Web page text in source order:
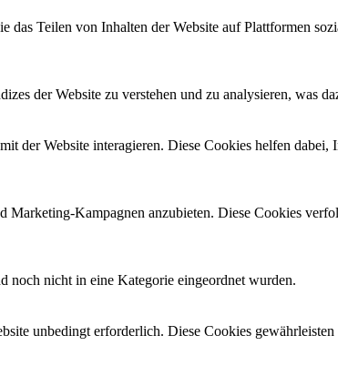
Teilen von Inhalten der Website auf Plattformen
der Website zu verstehen und zu analysieren, was
der Website interagieren. Diese Cookies helfen
Kampagnen anzubieten. Diese Cookies
noch nicht in eine Kategorie eingeordnet wurden.
unbedingt erforderlich. Diese Cookies